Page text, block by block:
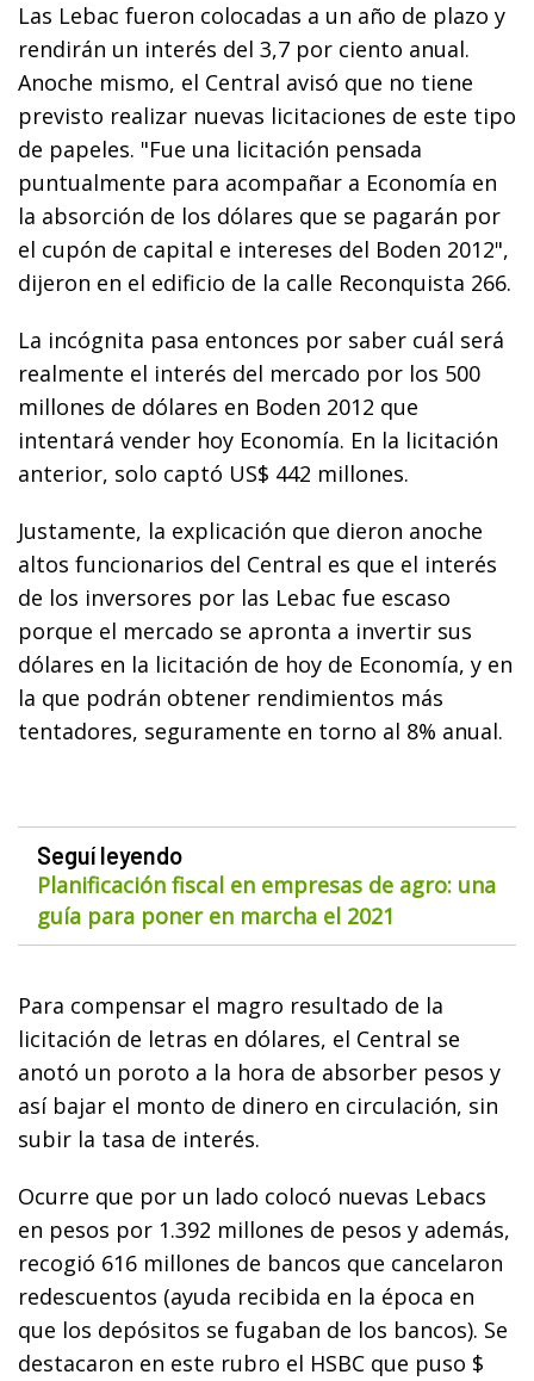
Las Lebac fueron colocadas a un año de plazo y
rendirán un interés del 3,7 por ciento anual.
Anoche mismo, el Central avisó que no tiene
previsto realizar nuevas licitaciones de este tipo
de papeles. "Fue una licitación pensada
puntualmente para acompañar a Economía en
la absorción de los dólares que se pagarán por
el cupón de capital e intereses del Boden 2012",
dijeron en el edificio de la calle Reconquista 266.
La incógnita pasa entonces por saber cuál será
realmente el interés del mercado por los 500
millones de dólares en Boden 2012 que
intentará vender hoy Economía. En la licitación
anterior, solo captó US$ 442 millones.
Justamente, la explicación que dieron anoche
altos funcionarios del Central es que el interés
de los inversores por las Lebac fue escaso
porque el mercado se apronta a invertir sus
dólares en la licitación de hoy de Economía, y en
la que podrán obtener rendimientos más
tentadores, seguramente en torno al 8% anual.
Seguí leyendo
Planificación fiscal en empresas de agro: una
guía para poner en marcha el 2021
Para compensar el magro resultado de la
licitación de letras en dólares, el Central se
anotó un poroto a la hora de absorber pesos y
así bajar el monto de dinero en circulación, sin
subir la tasa de interés.
Ocurre que por un lado colocó nuevas Lebacs
en pesos por 1.392 millones de pesos y además,
recogió 616 millones de bancos que cancelaron
redescuentos (ayuda recibida en la época en
que los depósitos se fugaban de los bancos). Se
destacaron en este rubro el HSBC que puso $